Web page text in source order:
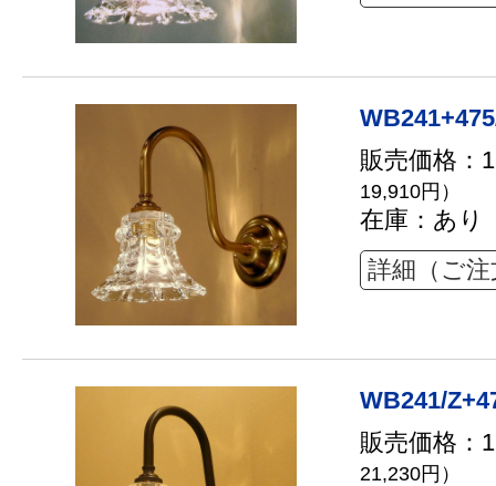
販売価格：
19,910円）
在庫：あり
詳細（ご
WB241/
販売価格：
21,230円）